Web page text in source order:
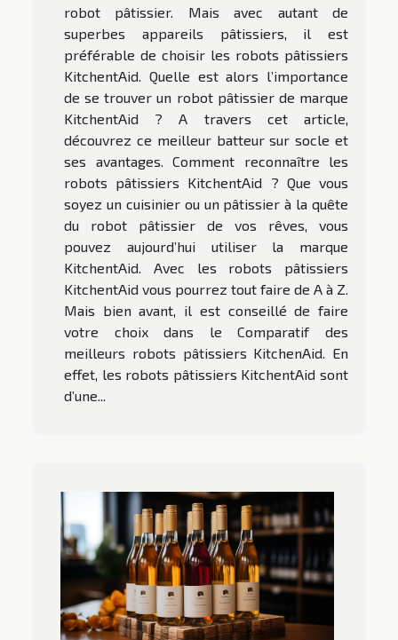
robot pâtissier. Mais avec autant de
superbes appareils pâtissiers, il est
préférable de choisir les robots pâtissiers
KitchentAid. Quelle est alors l’importance
de se trouver un robot pâtissier de marque
KitchentAid ? A travers cet article,
découvrez ce meilleur batteur sur socle et
ses avantages. Comment reconnaître les
robots pâtissiers KitchentAid ? Que vous
soyez un cuisinier ou un pâtissier à la quête
du robot pâtissier de vos rêves, vous
pouvez aujourd’hui utiliser la marque
KitchentAid. Avec les robots pâtissiers
KitchentAid vous pourrez tout faire de A à Z.
Mais bien avant, il est conseillé de faire
votre choix dans le Comparatif des
meilleurs robots pâtissiers KitchenAid. En
effet, les robots pâtissiers KitchentAid sont
d’une...